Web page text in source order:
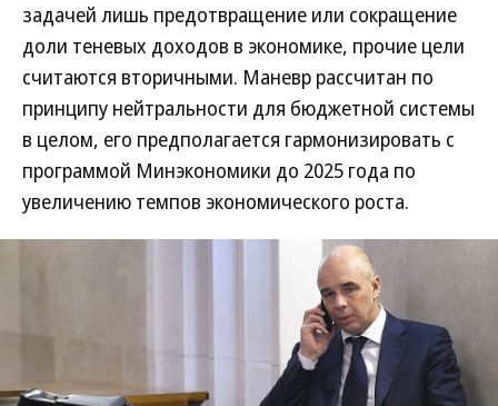
задачей лишь предотвращение или сокращение
доли теневых доходов в экономике, прочие цели
считаются вторичными. Маневр рассчитан по
принципу нейтральности для бюджетной системы
в целом, его предполагается гармонизировать с
программой Минэкономики до 2025 года по
увеличению темпов экономического роста.